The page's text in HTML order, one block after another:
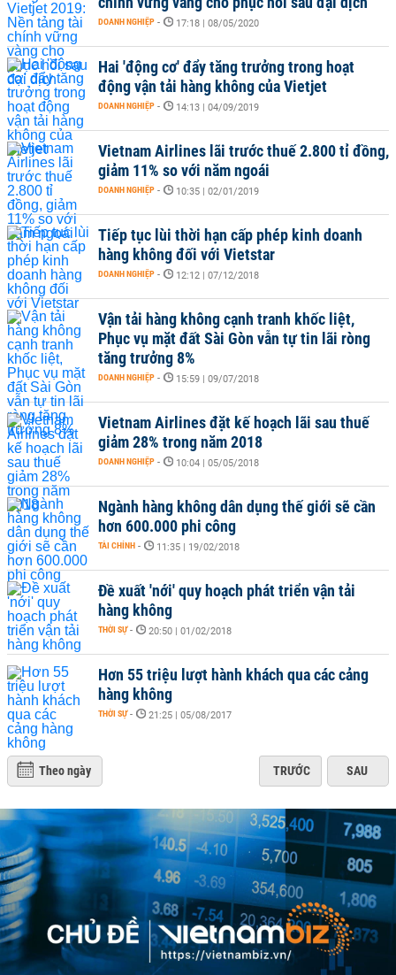
DOANH NGHIỆP - 17:18 | 08/05/2020
Hai 'động cơ' đẩy tăng trưởng trong hoạt
động vận tải hàng không của Vietjet
DOANH NGHIỆP - 14:13 | 04/09/2019
Vietnam Airlines lãi trước thuế 2.800 tỉ đồng,
giảm 11% so với năm ngoái
DOANH NGHIỆP - 10:35 | 02/01/2019
Tiếp tục lùi thời hạn cấp phép kinh doanh
hàng không đối với Vietstar
DOANH NGHIỆP - 12:12 | 07/12/2018
Vận tải hàng không cạnh tranh khốc liệt,
Phục vụ mặt đất Sài Gòn vẫn tự tin lãi ròng
tăng trưởng 8%
DOANH NGHIỆP - 15:59 | 09/07/2018
Vietnam Airlines đặt kế hoạch lãi sau thuế
giảm 28% trong năm 2018
DOANH NGHIỆP - 10:04 | 05/05/2018
Ngành hàng không dân dụng thế giới sẽ cần
hơn 600.000 phi công
TÀI CHÍNH - 11:35 | 19/02/2018
Đề xuất 'nới' quy hoạch phát triển vận tải
hàng không
THỜI SỰ - 20:50 | 01/02/2018
Hơn 55 triệu lượt hành khách qua các cảng
hàng không
THỜI SỰ - 21:25 | 05/08/2017
Theo ngày TRƯỚC SAU